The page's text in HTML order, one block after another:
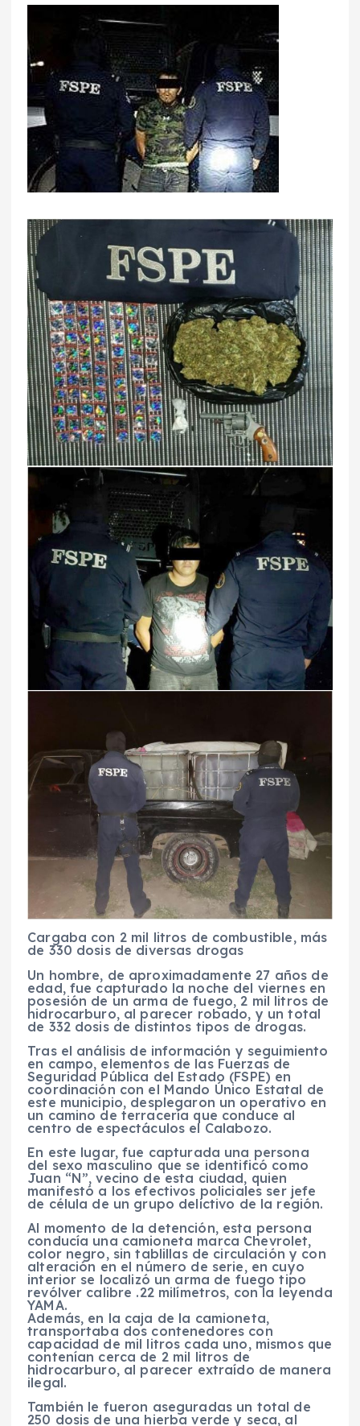
Cargaba con 2 mil litros de combustible, más
de 330 dosis de diversas drogas
Un hombre, de aproximadamente 27 años de
edad, fue capturado la noche del viernes en
posesión de un arma de fuego, 2 mil litros de
hidrocarburo, al parecer robado, y un total
de 332 dosis de distintos tipos de drogas.
Tras el análisis de información y seguimiento
en campo, elementos de las Fuerzas de
Seguridad Pública del Estado (FSPE) en
coordinación con el Mando Único Estatal de
este municipio, desplegaron un operativo en
un camino de terracería que conduce al
centro de espectáculos el Calabozo.
En este lugar, fue capturada una persona
del sexo masculino que se identificó como
Juan “N”, vecino de esta ciudad, quien
manifestó a los efectivos policiales ser jefe
de célula de un grupo delictivo de la región.
Al momento de la detención, esta persona
conducía una camioneta marca Chevrolet,
color negro, sin tablillas de circulación y con
alteración en el número de serie, en cuyo
interior se localizó un arma de fuego tipo
revólver calibre .22 milímetros, con la leyenda
YAMA.
Además, en la caja de la camioneta,
transportaba dos contenedores con
capacidad de mil litros cada uno, mismos que
contenían cerca de 2 mil litros de
hidrocarburo, al parecer extraído de manera
ilegal.
También le fueron aseguradas un total de
250 dosis de una hierba verde y seca, al